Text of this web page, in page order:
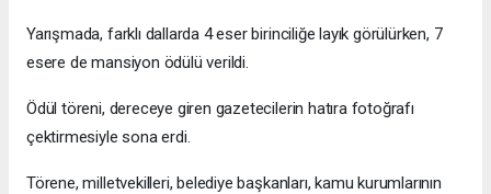
Yarışmada, farklı dallarda 4 eser birinciliğe layık görülürken, 7
esere de mansiyon ödülü verildi.
Ödül töreni, dereceye giren gazetecilerin hatıra fotoğrafı
çektirmesiyle sona erdi.
Törene, milletvekilleri, belediye başkanları, kamu kurumlarının